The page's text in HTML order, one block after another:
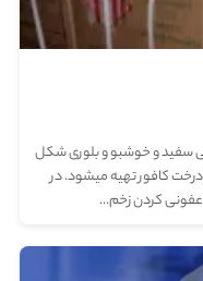
سفید و خوشبو و بلوری شکل
کافور تهیه میشود. در
کردن زخم…